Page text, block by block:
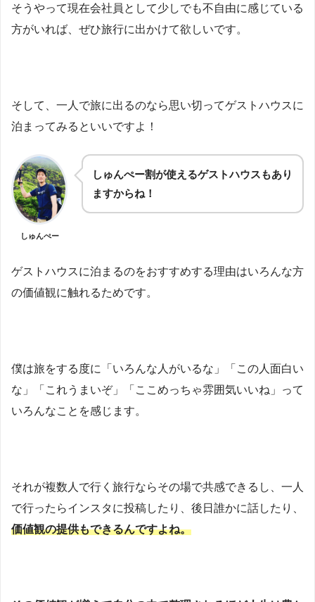
そうやって現在会社員として少しでも不自由に感じている
方がいれば、ぜひ旅行に出かけて欲しいです。
そして、一人で旅に出るのなら思い切ってゲストハウスに
泊まってみるといいですよ！
しゅんぺー
しゅんぺー割が使えるゲストハウスもあり
ますからね！
ゲストハウスに泊まるのをおすすめする理由はいろんな方
の価値観に触れるためです。
僕は旅をする度に「いろんな人がいるな」「この人面白い
な」「これうまいぞ」「ここめっちゃ雰囲気いいね」って
いろんなことを感じます。
それが複数人で行く旅行ならその場で共感できるし、一人
で行ったらインスタに投稿したり、後日誰かに話したり、
価値観の提供もできるんですよね。